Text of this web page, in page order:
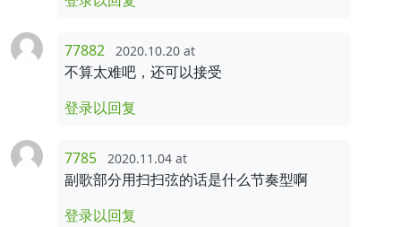
77882 2020.10.20 at
不算太难吧，还可以接受
登录以回复
7785 2020.11.04 at
副歌部分用扫扫弦的话是什么节奏型啊
登录以回复